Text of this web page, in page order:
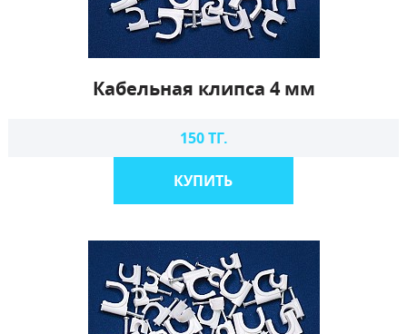
Кабельная клипса 4 мм
150 ТГ.
КУПИТЬ